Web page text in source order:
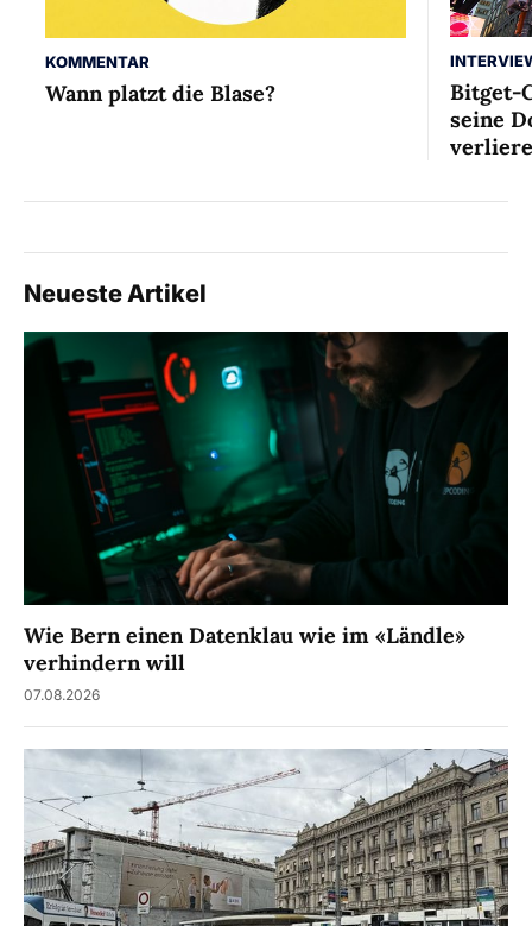
KOMMENTAR
Wann platzt die Blase?
Bitget-
seine
Neueste Artikel
Wie Bern einen Datenklau wie im «Ländle»
verhindern will
07.08.2026